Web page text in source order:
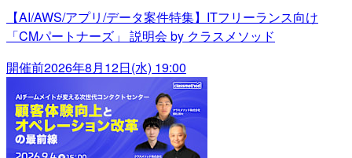
【AI/AWS/アプリ/データ案件特集】ITフリーランス向け
「CMパートナーズ」 説明会 by クラスメソッド
開催前2026年8月12日(水) 19:00